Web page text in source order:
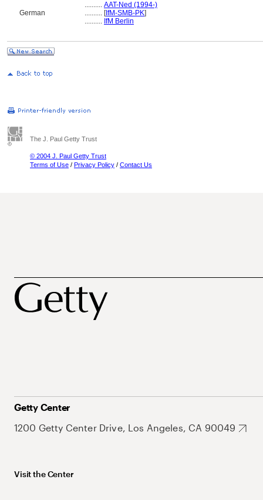
.......... AAT-Ned (1994-)
German
.......... [IfM-SMB-PK]
.......... IfM Berlin
The J. Paul Getty Trust
© 2004 J. Paul Getty Trust
Terms of Use / Privacy Policy / Contact Us
Getty Center
1200 Getty Center Drive, Los Angeles, CA 90049
Visit the Center